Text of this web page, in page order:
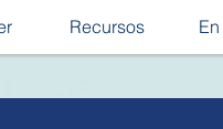
Recursos